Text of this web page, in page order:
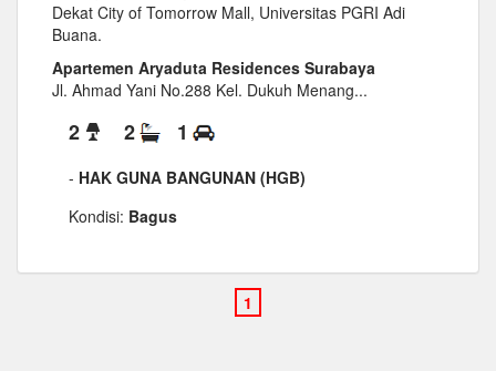
Dekat City of Tomorrow Mall, Universitas PGRI Adi
Buana.
Apartemen Aryaduta Residences Surabaya
Jl. Ahmad Yani No.288 Kel. Dukuh Menang...
2 2 1
- HAK GUNA BANGUNAN (HGB)
Kondisi: Bagus